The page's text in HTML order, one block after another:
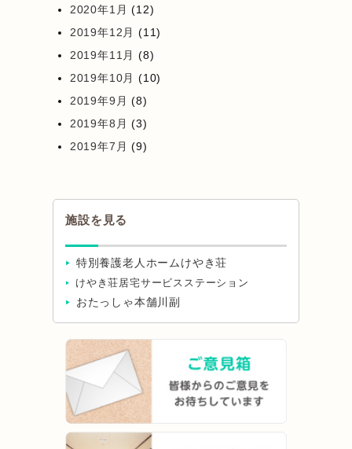
2020年1月 (12)
2019年12月 (11)
2019年11月 (8)
2019年10月 (10)
2019年9月 (8)
2019年8月 (3)
2019年7月 (9)
施設を見る
特別養護老人ホームけやき荘
けやき荘居宅サービスステーション
おたっしゃ本舗川副